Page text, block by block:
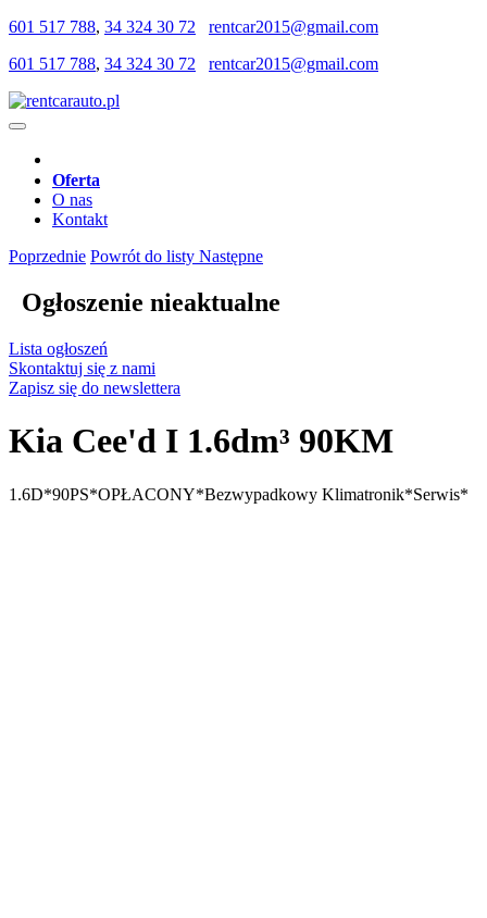
601 517 788, 34 324 30 72
rentcar2015@gmail.com
601 517 788, 34 324 30 72 rentcar2015@gmail.com
Oferta
O nas
Kontakt
Poprzednie Powrót do listy Następne
Ogłoszenie nieaktualne
Lista ogłoszeń
Skontaktuj się z nami
Zapisz się do newslettera
Kia Cee'd I 1.6dm³ 90KM
1.6D*90PS*OPŁACONY*Bezwypadkowy Klimatronik*Serwis*